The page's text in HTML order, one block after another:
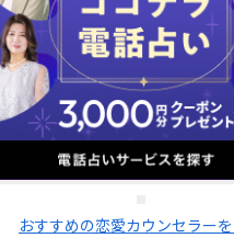
おすすめの恋愛カウンセラー